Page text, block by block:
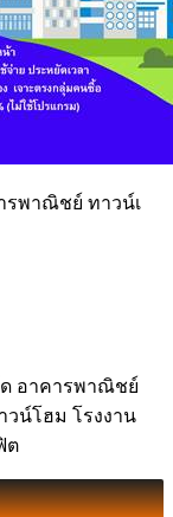
รพาณิชย์ ทาวน์เ
อาคารพาณิชย์
วน์โฮม โรงงาน
ต